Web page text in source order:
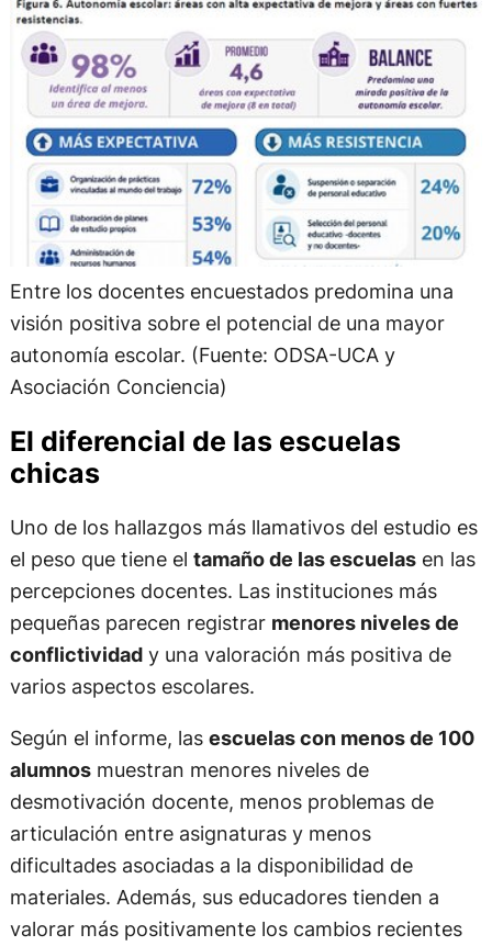
Entre los docentes encuestados predomina una
visión positiva sobre el potencial de una mayor
autonomía escolar. (Fuente: ODSA-UCA y
Asociación Conciencia)
El diferencial de las escuelas
chicas
Uno de los hallazgos más llamativos del estudio es
el peso que tiene el tamaño de las escuelasen las
percepciones docentes. Las instituciones más
pequeñas parecen registrar menores niveles de
conflictividady una valoración más positiva de
varios aspectos escolares.
Según el informe, las escuelas con menos de 100
alumnosmuestran menores niveles de
desmotivación docente, menos problemas de
articulación entre asignaturas y menos
dificultades asociadas a la disponibilidad de
materiales. Además, sus educadores tienden a
valorar más positivamente los cambios recientes